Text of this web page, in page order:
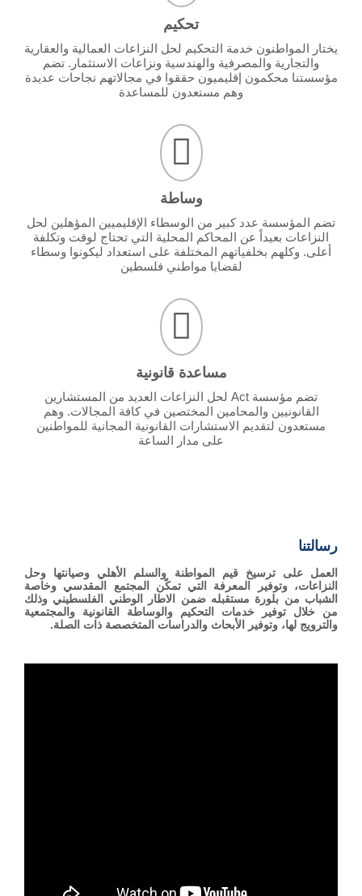
تحكيم
يختار المواطنون خدمة التحكيم لحل النزاعات العمالية والعقارية
والتجارية والمصرفية والهندسية ونزاعات الاستثمار. تضم
مؤسستنا محكمون إقليميون حققوا في مجالاتهم نجاحات عديدة
وهم مستعدون للمساعدة
وساطة
تضم المؤسسة عدد كبير من الوسطاء الإقليميين المؤهلين لحل
النزاعات بعيداً عن المحاكم المحلية التي تحتاج لوقت وتكلفة
أعلى. وكلهم بخلفياتهم المختلفة على استعداد ليكونوا وسطاء
لقضايا مواطني فلسطين
مساعدة قانونية
تضم مؤسسة Act لحل النزاعات العديد من المستشارين
القانونيين والمحامين المختصين في كافة المجالات. وهم
مستعدون لتقديم الاستشارات القانونية المجانية للمواطنين
على مدار الساعة
رسالتنا
العمل على ترسيخ قيم المواطنة والسلم الأهلي وصيانتها وحل
النزاعات، وتوفير المعرفة التي تمكّن المجتمع المقدسي وخاصة
الشباب من بلورة مستقبله ضمن الاطار الوطني الفلسطيني وذلك
من خلال توفير خدمات التحكيم والوساطة القانونية والمجتمعية
والترويج لها، وتوفير الأبحاث والدراسات المتخصصة ذات الصلة.